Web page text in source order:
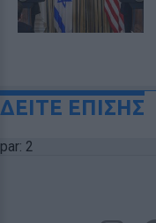
ΔΕΙΤΕ ΕΠΙΣΗΣ
par: 2